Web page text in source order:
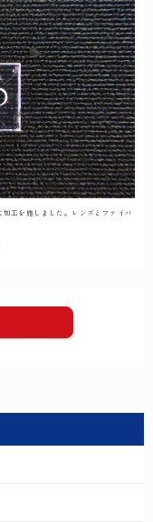
工を施しました。レンズとファイバ